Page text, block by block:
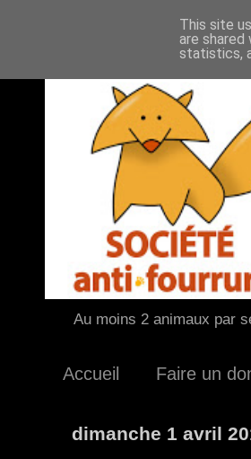
Au moins 2 animaux par
Accueil Faire un
dimanche 1 avril
This site
are
statistics,